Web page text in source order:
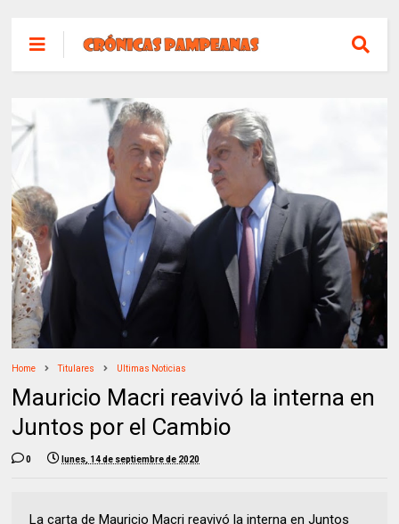
Home Titulares Ultimas Noticias
Mauricio Macri reavivó la interna en
Juntos por el Cambio
0 lunes, 14 de septiembre de 2020
La carta de Mauricio Macri reavivó la interna en Juntos